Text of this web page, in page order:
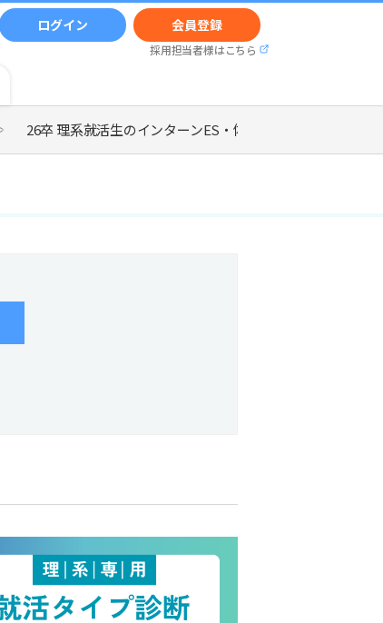
ログイン 会員登録
採用担当者様はこちら
26卒 理系就活生のインターンES・体験談